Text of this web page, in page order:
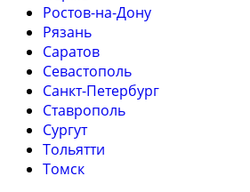
Ростов-на-Дону
Рязань
Саратов
Севастополь
Санкт-Петербург
Ставрополь
Сургут
Тольятти
Томск